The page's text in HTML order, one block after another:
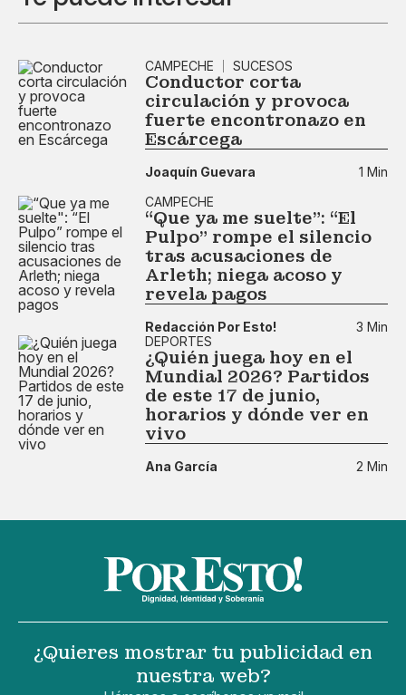
CAMPECHE SUCESOS
Conductor corta
circulación y provoca
fuerte encontronazo en
Escárcega
Joaquín Guevara
1 Min
CAMPECHE
“Que ya me suelte": “El
Pulpo” rompe el silencio
tras acusaciones de
Arleth; niega acoso y
revela pagos
Redacción Por Esto!
3 Min
DEPORTES
¿Quién juega hoy en el
Mundial 2026? Partidos
de este 17 de junio,
horarios y dónde ver en
vivo
Ana García 2 Min
¿Quieres mostrar tu publicidad en
nuestra web?